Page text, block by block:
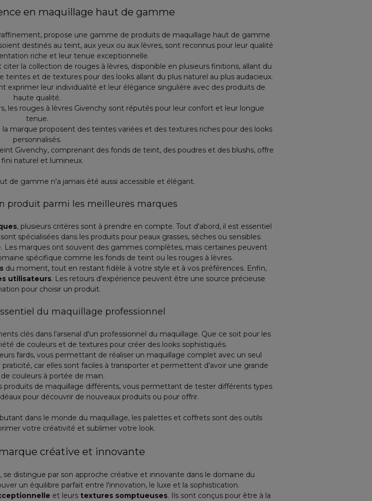
en maquillage haut de gamme
propose une gamme de produits de maquillage haut de gamme
destinés au teint, aux yeux ou aux lèvres, sont reconnus pour leur qualité
riche et leur tenue exceptionnelle.
la collection de rouges à lèvres, disponible en plusieurs finitions, allant du
et de textures pour des looks allant du plus naturel au plus audacieux.
exprimer leur individualité et leur élégance singulière avec des produits de
haute qualité.
les rouges à lèvres Givenchy sont réputés pour leur confort et leur longue
tenue.
marque proposent des teintes variées et des textures riches pour des looks
personnalisés.
Givenchy, comprenant des fonds de teint, des poudres et des blushs, offre
fini naturel et lumineux.
de gamme n'a jamais été aussi accessible et élégant.
produit parmi les meilleures marques
, plusieurs critères sont à prendre en compte. Tout d'abord, il est essentiel
spécialisées dans les produits pour peaux grasses, sèches ou sensibles.
Les marques ont souvent des gammes complètes, mais certaines peuvent
spécifique comme les fonds de teint ou les rouges à lèvres.
du moment, tout en restant fidèle à votre style et à vos préférences. Enfin,
utilisateurs. Les retours d'expérience peuvent être une source précieuse
pour choisir un produit.
du maquillage professionnel
clés dans l'arsenal d'un professionnel du maquillage. Que ce soit pour les
de couleurs et de textures pour créer des looks sophistiqués.
fards, vous permettant de réaliser un maquillage complet avec un seul
car elles sont faciles à transporter et permettent d'avoir une grande
couleurs à portée de main.
produits de maquillage différents, vous permettant de tester différents types
pour découvrir de nouveaux produits ou pour offrir.
dans le monde du maquillage, les palettes et coffrets sont des outils
votre créativité et sublimer votre look.
créative et innovante
se distingue par son approche créative et innovante dans le domaine du
un équilibre parfait entre l'innovation, le luxe et la sophistication.
et leurs textures somptueuses. Ils sont conçus pour être à la